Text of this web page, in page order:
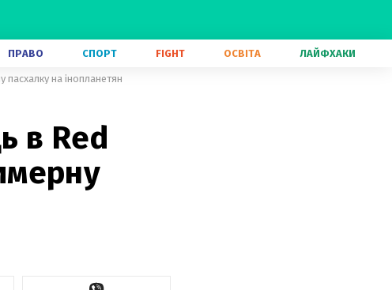
ПРАВО СПОРТ FIGHT ОСВІТА ЛАЙФХАКИ
пасхалку на інопланетян
в Red